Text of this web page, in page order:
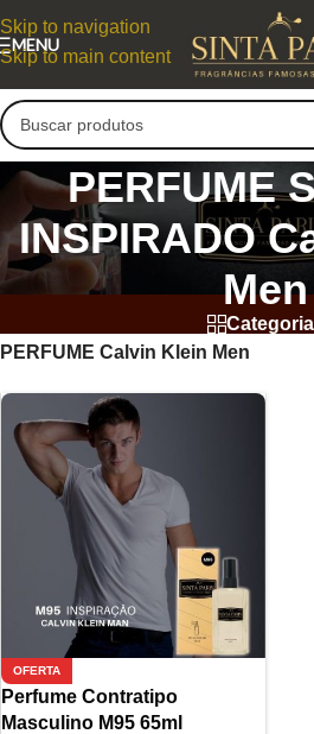
Skip to navigation
Skip to main content
MENU
PERFUME
INSPIRADO
Men
PERFUME Calvin Klein Men
OFERTA
Perfume Contratipo
Masculino M95 65ml